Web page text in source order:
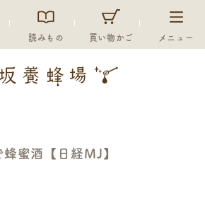
読みもの 買い物かご メニュー
蜜酒【日経MJ】